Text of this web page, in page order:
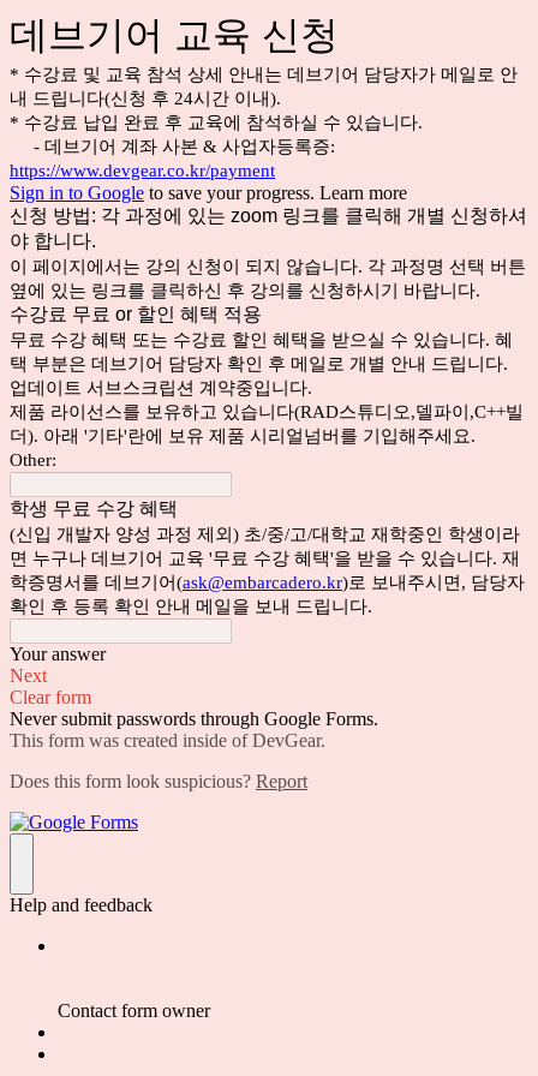
데브기어 교육 신청
* 수강료 및 교육 참석 상세 안내는 데브기어 담당자가 메일로 안
내 드립니다(신청 후 24시간 이내).
* 수강료 납입 완료 후 교육에 참석하실 수 있습니다.
- 데브기어 계좌 사본 & 사업자등록증:
https://www.devgear.co.kr/payment
Sign in to Google to save your progress. Learn more
신청 방법: 각 과정에 있는 zoom 링크를 클릭해 개별 신청하셔
야 합니다.
이 페이지에서는 강의 신청이 되지 않습니다. 각 과정명 선택 버튼
옆에 있는 링크를 클릭하신 후 강의를 신청하시기 바랍니다.
수강료 무료 or 할인 혜택 적용
무료 수강 혜택 또는 수강료 할인 혜택을 받으실 수 있습니다. 혜
택 부분은 데브기어 담당자 확인 후 메일로 개별 안내 드립니다.
업데이트 서브스크립션 계약중입니다.
제품 라이선스를 보유하고 있습니다(RAD스튜디오,델파이,C++빌
더). 아래 '기타'란에 보유 제품 시리얼넘버를 기입해주세요.
Other:
학생 무료 수강 혜택
(신입 개발자 양성 과정 제외) 초/중/고/대학교 재학중인 학생이라
면 누구나 데브기어 교육 '무료 수강 혜택'을 받을 수 있습니다. 재
학증명서를 데브기어(ask@embarcadero.kr)로 보내주시면, 담당자
확인 후 등록 확인 안내 메일을 보내 드립니다.
Your answer
Next
Clear form
Never submit passwords through Google Forms.
This form was created inside of DevGear.
Does this form look suspicious? Report
Forms
Help and feedback
Contact form owner